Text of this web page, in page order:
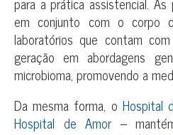
em conjunto com o corpo
laboratórios que contam
geração em abordagens
microbioma, promovendo a
Da mesma forma, o Hospital
Hospital de Amor–